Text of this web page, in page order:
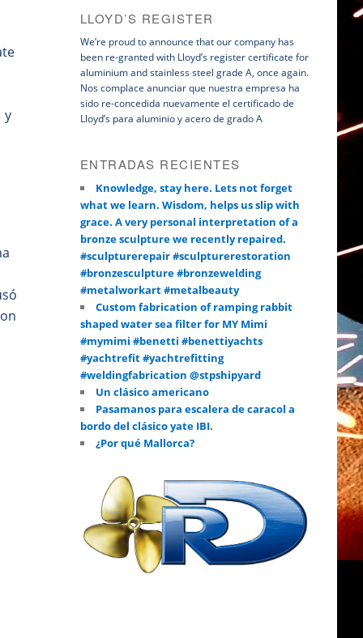
y
LLOYD’S REGISTER
We’re proud to announce that our company has
been re-granted with Lloyd’s register certificate for
aluminium and stainless steel grade A, once again.
Nos complace anunciar que nuestra empresa ha
sido re-concedida nuevamente el certificado de
Lloyd’s para aluminio y acero de grado A
ENTRADAS RECIENTES
Knowledge, stay here. Lets not forget
what we learn. Wisdom, helps us slip with
grace. A very personal interpretation of a
bronze sculpture we recently repaired.
#sculpturerepair #sculpturerestoration
#bronzesculpture #bronzewelding
#metalworkart #metalbeauty
Custom fabrication of ramping rabbit
shaped water sea filter for MY Mimi
#mymimi #benetti #benettiyachts
#yachtrefit #yachtrefitting
#weldingfabrication @stpshipyard
Un clásico americano
Pasamanos para escalera de caracol a
bordo del clásico yate IBI.
¿Por qué Mallorca?